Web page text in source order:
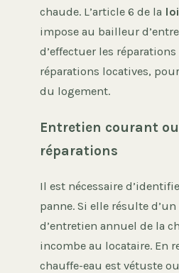
chaude. L’article 6 de la
impose au bailleur
d’effectuer les
réparations locatives,
du logement.
Entretien courant
réparations
Il est nécessaire
panne. Si elle résulte
d’entretien annuel de la
incombe au locataire. En
chauffe-eau est vétuste